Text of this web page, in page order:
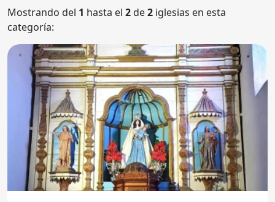
Mostrando del 1 hasta el 2de2 iglesias en esta
categoría: